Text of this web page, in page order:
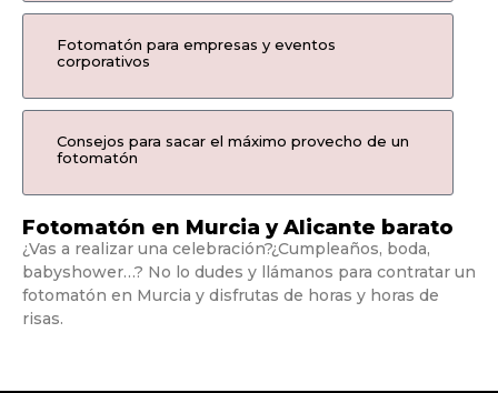
Fotomatón para empresas y eventos
corporativos
Consejos para sacar el máximo provecho de un
fotomatón
Fotomatón en Murcia y Alicante barato
¿Vas a realizar una celebración?¿Cumpleaños, boda,
babyshower…? No lo dudes y llámanos para contratar un
fotomatón en Murcia y disfrutas de horas y horas de
risas.